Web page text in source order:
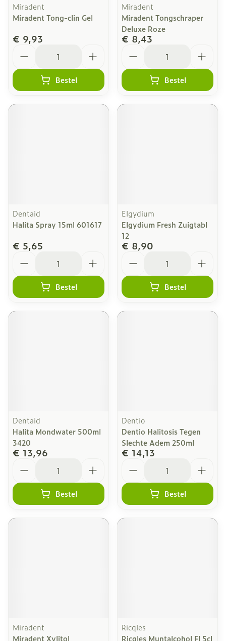
Miradent
Miradent Tong-clin Gel
€ 9,93
Bestel
Miradent
Miradent Tongschraper
Deluxe Roze
€ 8,43
Bestel
Dentaid
Halita Spray 15ml 601617
€ 5,65
Bestel
Elgydium
Elgydium Fresh Zuigtabl
12
€ 8,90
Bestel
Dentaid
Halita Mondwater 500ml
3420
€ 13,96
Bestel
Dentio
Dentio Halitosis Tegen
Slechte Adem 250ml
€ 14,13
Bestel
Miradent
Miradent Xylitol
Ricqles
Ricqles Muntalcohol Fl 5cl